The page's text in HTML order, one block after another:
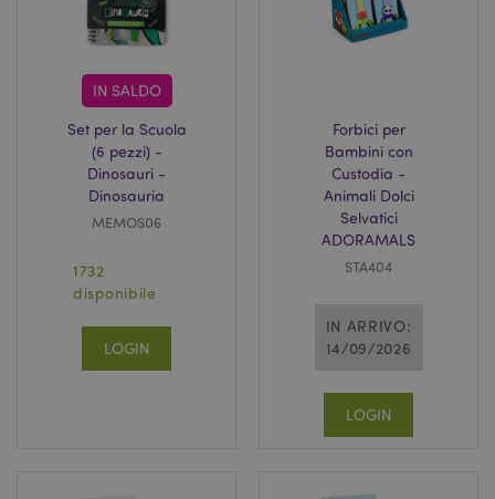
IN SALDO
Set per la Scuola
(6 pezzi) -
Dinosauri -
Dinosauria
MEMOS06
1732
disponibile
LOGIN
Forbici per
Bambini con
Custodia -
Animali Dolci
Selvatici
ADORAMALS
STA404
IN ARRIVO:
14/09/2026
LOGIN